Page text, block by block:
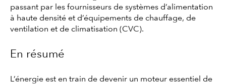
passant par les fournisseurs de systèmes d’alimentation
à haute densité et d’équipements de chauffage, de
ventilation et de climatisation (CVC).
En résumé
L’énergie est en train de devenir un moteur essentiel de